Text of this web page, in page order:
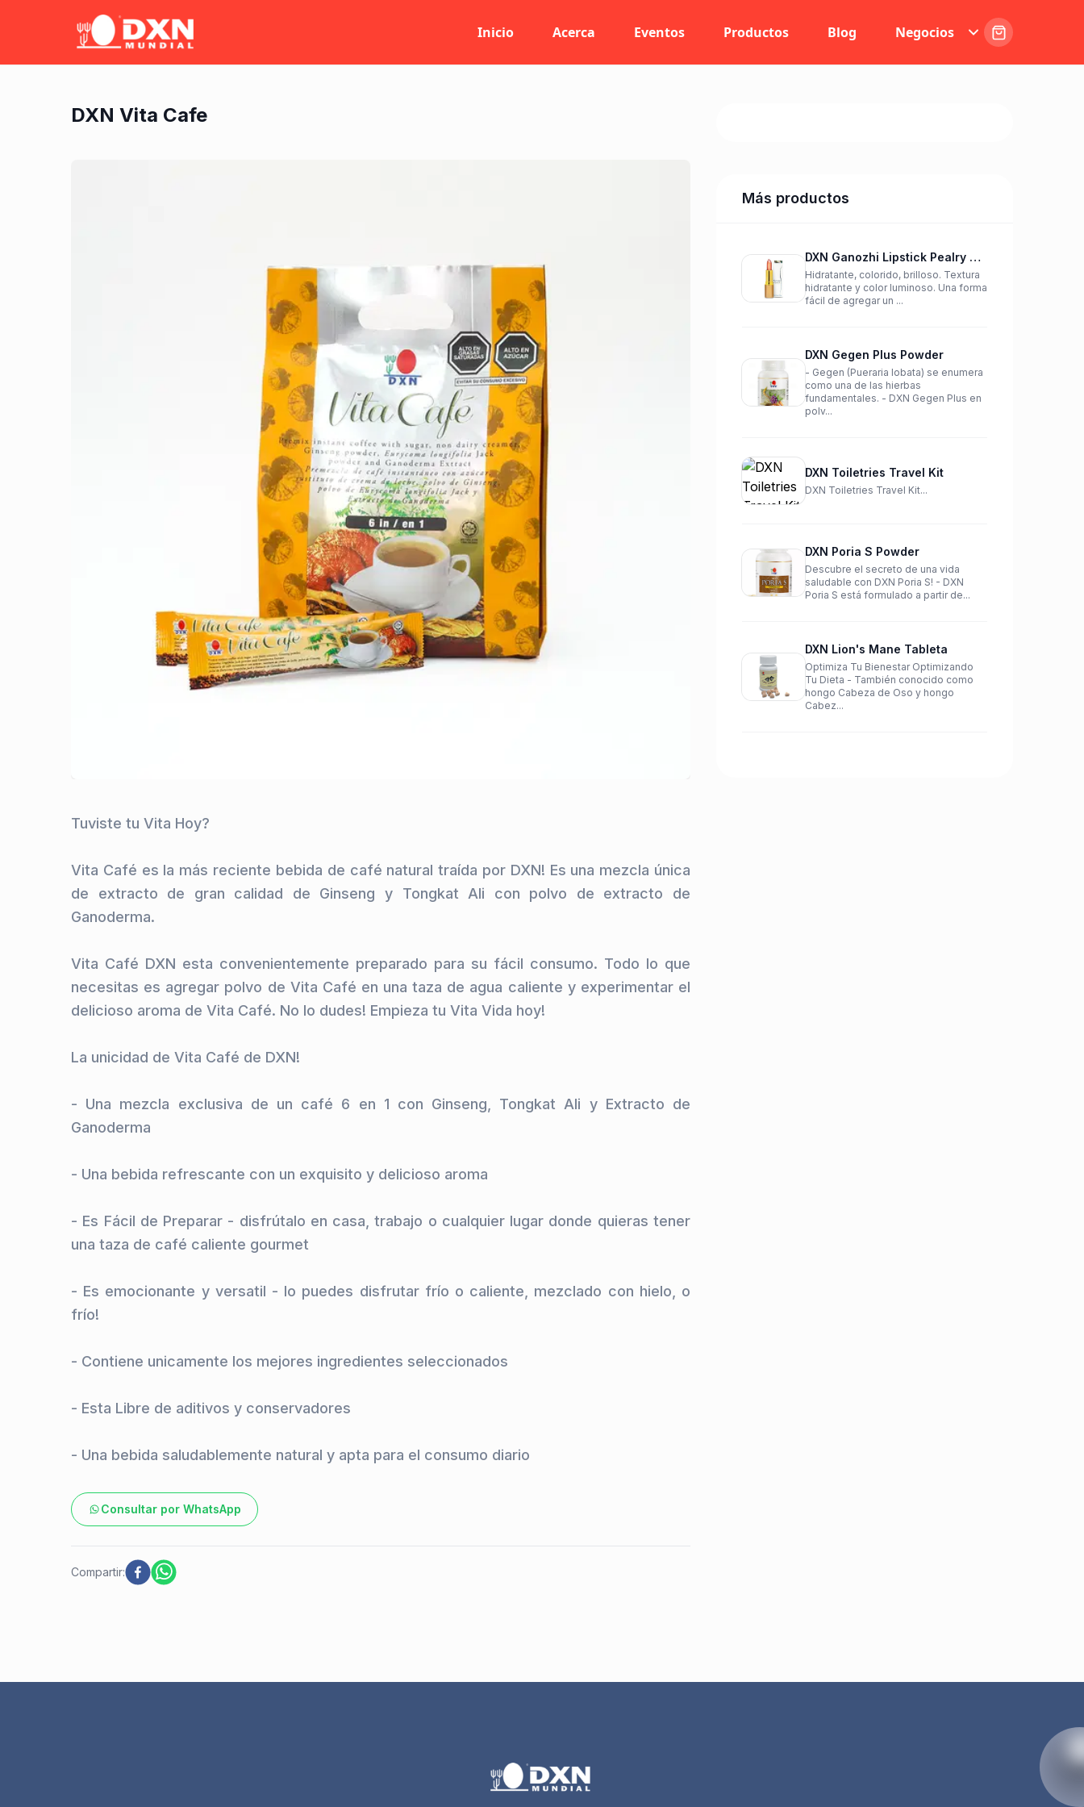
Inicio Acerca Eventos Productos Blog Negocios
DXN Vita Cafe
Tuviste tu Vita Hoy?
Vita Café es la más reciente bebida de café natural traída por DXN! Es una mezcla única
de extracto de gran calidad de Ginseng y Tongkat Ali con polvo de extracto de
Ganoderma.
Vita Café DXN esta convenientemente preparado para su fácil consumo. Todo lo que
necesitas es agregar polvo de Vita Café en una taza de agua caliente y experimentar el
delicioso aroma de Vita Café. No lo dudes! Empieza tu Vita Vida hoy!
La unicidad de Vita Café de DXN!
- Una mezcla exclusiva de un café 6 en 1 con Ginseng, Tongkat Ali y Extracto de
Ganoderma
- Una bebida refrescante con un exquisito y delicioso aroma
- Es Fácil de Preparar - disfrútalo en casa, trabajo o cualquier lugar donde quieras tener
una taza de café caliente gourmet
- Es emocionante y versatil - lo puedes disfrutar frío o caliente, mezclado con hielo, o
frío!
- Contiene unicamente los mejores ingredientes seleccionados
- Esta Libre de aditivos y conservadores
- Una bebida saludablemente natural y apta para el consumo diario
Consultar por WhatsApp
Compartir:
Más productos
DXN Ganozhi Lipstick Pealry Red
Hidratante, colorido, brilloso. Textura
hidratante y color luminoso. Una forma
fácil de agregar un ...
DXN Gegen Plus Powder
- Gegen (Pueraria lobata) se enumera
como una de las hierbas
fundamentales. - DXN Gegen Plus en
polv...
DXN Toiletries Travel Kit
DXN Toiletries Travel Kit...
DXN Poria S Powder
Descubre el secreto de una vida
saludable con DXN Poria S! - DXN
Poria S está formulado a partir de...
DXN Lion's Mane Tableta
Optimiza Tu Bienestar Optimizando
Tu Dieta - También conocido como
hongo Cabeza de Oso y hongo
Cabez...